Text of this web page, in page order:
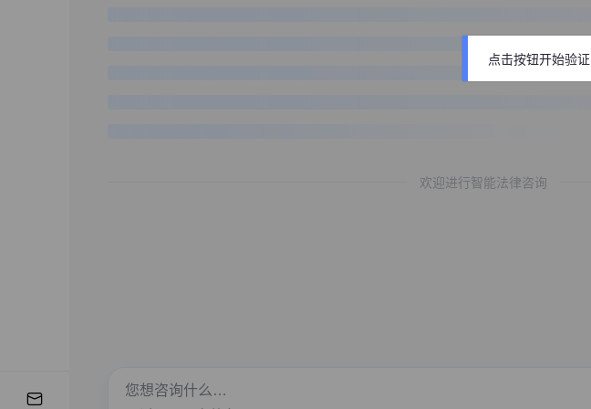
欢迎进行智能法律咨询
点击按钮开始验证